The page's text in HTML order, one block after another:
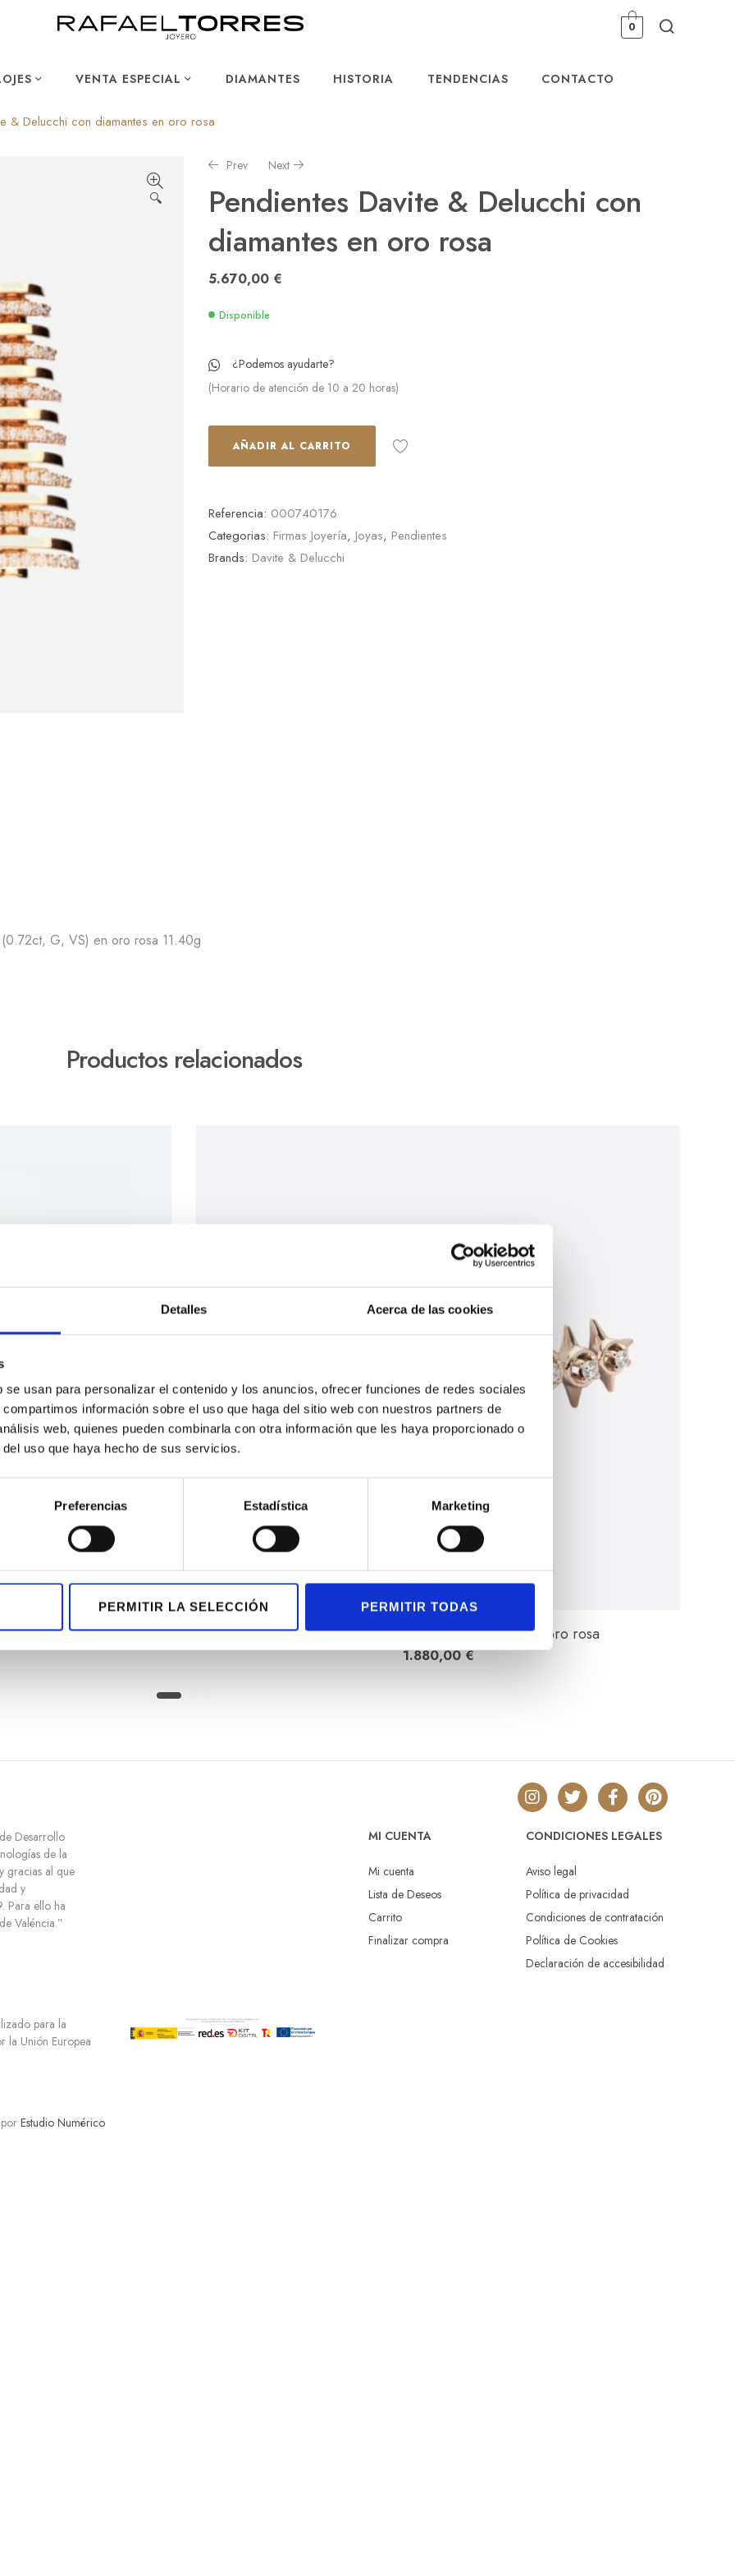
Detalles Acerca de las cookies
usan para personalizar el contenido y los anuncios, ofrecer funciones de redes sociales
información sobre el uso que haga del sitio web con nuestros partners de
web, quienes pueden combinarla con otra información que les haya proporcionado o
uso que haya hecho de sus servicios.
Preferencias Estadística Marketing
PERMITIR LA SELECCIÓN PERMITIR TODAS
0
VENTA ESPECIAL DIAMANTES HISTORIA TENDENCIAS CONTACTO
& Delucchi con diamantes en oro rosa
🔍
Prev
220,00€
Next
5.656,00
Pendientes Davite & Delucchi con
diamantes en oro rosa
5.670,00 €
Disponible
¿Podemos ayudarte?
(Horario de atención de 10 a 20 horas)
AÑADIR AL CARRITO
Referencia: 000740176
Categorias: Firmas Joyería, Joyas, Pendientes
Brands: Davite & Delucchi
G, VS) en oro rosa 11.40g
Productos relacionados
con brillantes Pendientes Gold&Roses con diamantes en oro rosa
1.880,00€
Desarrollo
de la
gracias al que
y
Para ello ha
Valéncia.”
MI CUENTA
Mi cuenta
Lista de Deseos
Carrito
Finalizar compra
CONDICIONES LEGALES
Aviso legal
Política de privacidad
Condiciones de contratación
Política de Cookies
Declaración de accesibilidad
para la
la Unión Europea
Estudio Numérico